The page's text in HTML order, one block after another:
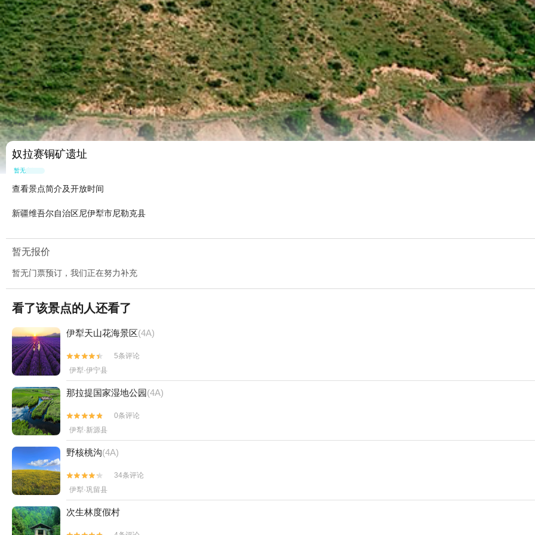
奴拉赛铜矿遗址
暂无点评
查看景点简介及开放时间
新疆维吾尔自治区尼伊犁市尼勒克县
暂无报价
暂无门票预订，我们正在努力补充
看了该景点的人还看了
伊犁天山花海景区(4A)


5条评论
伊犁·伊宁县
那拉提国家湿地公园(4A)


0条评论
伊犁·新源县
野核桃沟(4A)


34条评论
伊犁·巩留县
次生林度假村